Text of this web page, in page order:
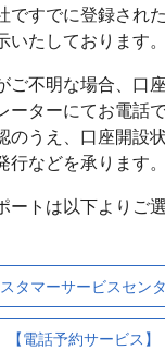
ですでに登録され
ご不明な場合、口
ーターにてお電話
のうえ、口座開設
スタマーサービスセンタ
【電話予約サービス】